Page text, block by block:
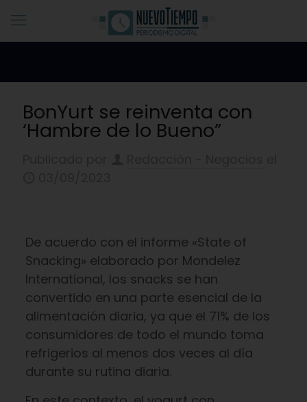
BonYurt se reinventa con
‘Hambre de lo Bueno”
De acuerdo con el informe «State of
Snacking» elaborado por Mondelez
International, los snacks se han
convertido en una parte esencial de la
alimentación diaria, ya que el 71% de los
consumidores de todo el mundo toma
refrigerios al menos dos veces al día
durante su rutina diaria.